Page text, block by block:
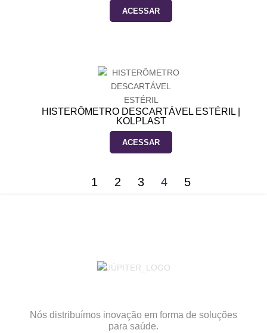
ACESSAR
HISTERÔMETRO DESCARTÁVEL ESTÉRIL |
KOLPLAST
ACESSAR
1 2 3 4 5
Nós distribuímos inovação em forma de soluções
para saúde.